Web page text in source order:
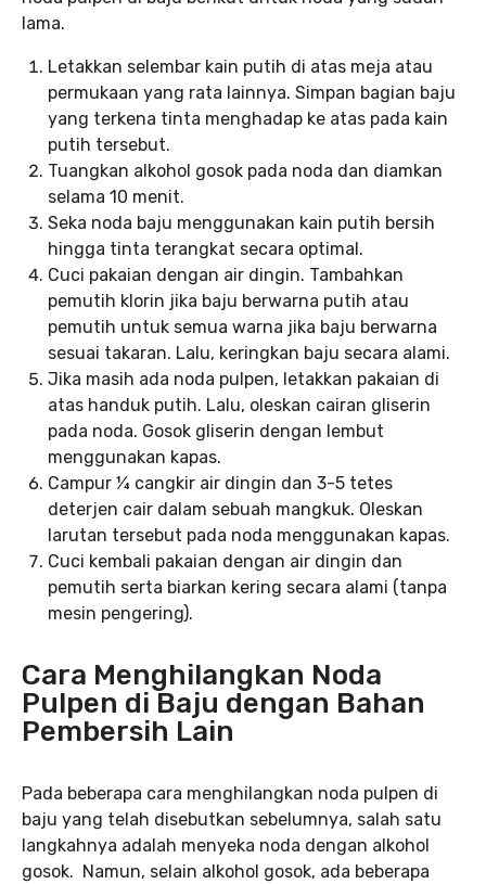
lama.
Letakkan selembar kain putih di atas meja atau
permukaan yang rata lainnya. Simpan bagian baju
yang terkena tinta menghadap ke atas pada kain
putih tersebut.
Tuangkan alkohol gosok pada noda dan diamkan
selama 10 menit.
Seka noda baju menggunakan kain putih bersih
hingga tinta terangkat secara optimal.
Cuci pakaian dengan air dingin. Tambahkan
pemutih klorin jika baju berwarna putih atau
pemutih untuk semua warna jika baju berwarna
sesuai takaran. Lalu, keringkan baju secara alami.
Jika masih ada noda pulpen, letakkan pakaian di
atas handuk putih. Lalu, oleskan cairan gliserin
pada noda. Gosok gliserin dengan lembut
menggunakan kapas.
Campur ¼ cangkir air dingin dan 3-5 tetes
deterjen cair dalam sebuah mangkuk. Oleskan
larutan tersebut pada noda menggunakan kapas.
Cuci kembali pakaian dengan air dingin dan
pemutih serta biarkan kering secara alami (tanpa
mesin pengering).
Cara Menghilangkan Noda
Pulpen di Baju dengan Bahan
Pembersih Lain
Pada beberapa cara menghilangkan noda pulpen di
baju yang telah disebutkan sebelumnya, salah satu
langkahnya adalah menyeka noda dengan alkohol
gosok. Namun, selain alkohol gosok, ada beberapa